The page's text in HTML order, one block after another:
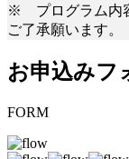
※ プログラム内
ご了承願います。
お申込みフ
FORM